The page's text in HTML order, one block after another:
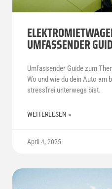
UMFASSENDER
Umfassender Guide zum
Wo und wie du dein Auto am
stressfrei unterwegs bist.
WEITERLESEN »
April 4, 2025